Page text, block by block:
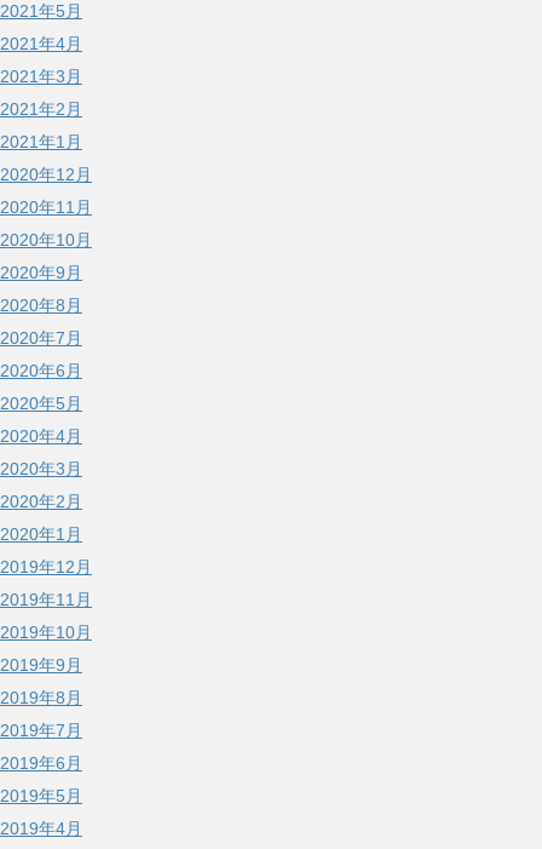
2021年5月
2021年4月
2021年3月
2021年2月
2021年1月
2020年12月
2020年11月
2020年10月
2020年9月
2020年8月
2020年7月
2020年6月
2020年5月
2020年4月
2020年3月
2020年2月
2020年1月
2019年12月
2019年11月
2019年10月
2019年9月
2019年8月
2019年7月
2019年6月
2019年5月
2019年4月